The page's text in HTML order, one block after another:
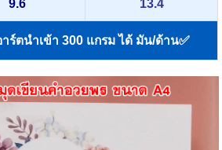
9.6 13.4
ร์ตนำเข้า 300 แกรม ได้ มัน/ด้าน✅